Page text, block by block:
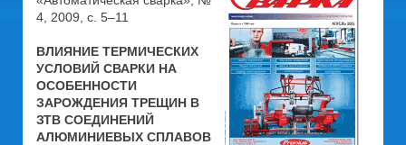
4, 2009, с. 5–11
ВЛИЯНИЕ ТЕРМИЧЕСКИХ
УСЛОВИЙ СВАРКИ НА
ОСОБЕННОСТИ
ЗАРОЖДЕНИЯ ТРЕЩИН В
ЗТВ СОЕДИНЕНИЙ
АЛЮМИНИЕВЫХ СПЛАВОВ